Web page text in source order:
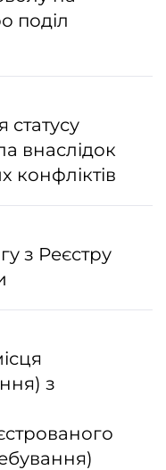
поділ
внаслідок
конфліктів
з Реєстру
з